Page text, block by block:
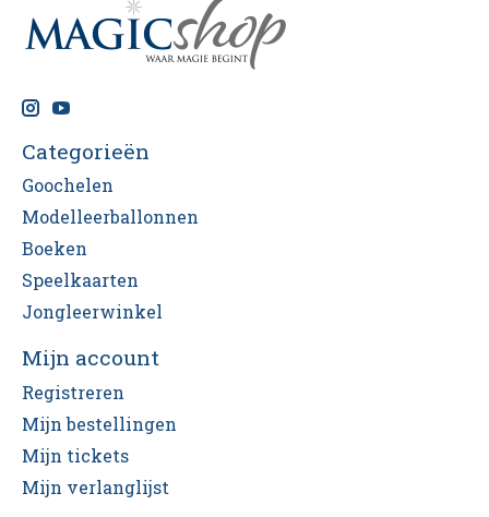
Categorieën
Goochelen
Modelleerballonnen
Boeken
Speelkaarten
Jongleerwinkel
Mijn account
Registreren
Mijn bestellingen
Mijn tickets
Mijn verlanglijst